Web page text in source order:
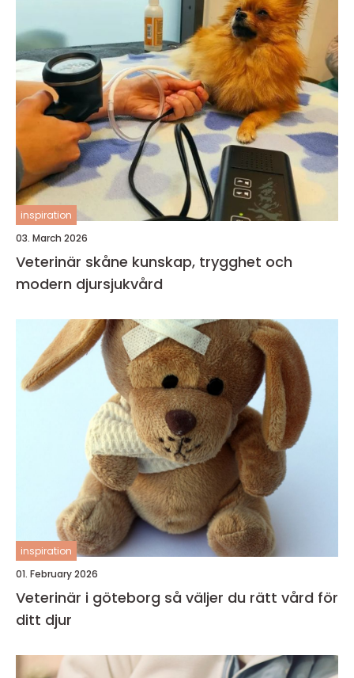
inspiration
03. March 2026
Veterinär skåne kunskap, trygghet och
modern djursjukvård
inspiration
01. February 2026
Veterinär i göteborg så väljer du rätt vård för
ditt djur